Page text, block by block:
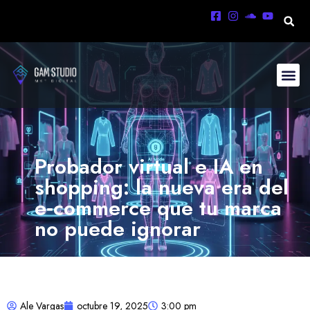
Probador virtual e IA en
shopping: la nueva era del
e‑commerce que tu marca
no puede ignorar
Ale Vargas octubre 19, 2025 3:00 pm